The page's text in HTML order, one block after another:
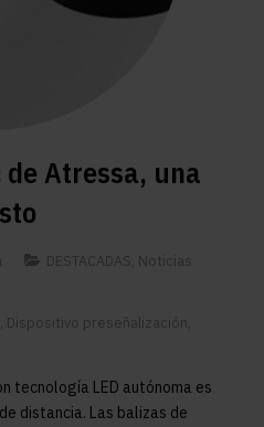
Atressa, una
DESTACADAS
Noticias
Dispositivo preseñalización
tecnología LED autónoma es
distancia. Las balizas de